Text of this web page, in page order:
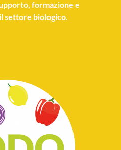
formazione e
settore biologico.